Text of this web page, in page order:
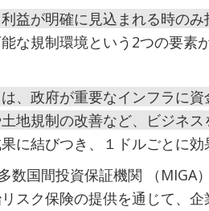
益が明確に見込まれる時のみ
な規制環境という2つの要素
、政府が重要なインフラに
地規制の改善など、ビジネ
に結びつき、１ドルごとに効
数国間投資保証機関 （MIGA
スク保険の提供を通じて、